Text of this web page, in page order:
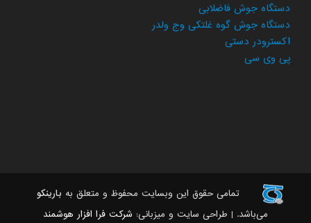
دستگاه جوش فاضلابی
دستگاه جوش گوه غلتکی وج ولدر
اکسترودر دستی
پی وی سی
تمامی حقوق این وبسایت محفوظ و متعلق به بارینکو
می‌باشد. | طراحی سایت و میزبانی: شرکت فرا افزار هوشمند